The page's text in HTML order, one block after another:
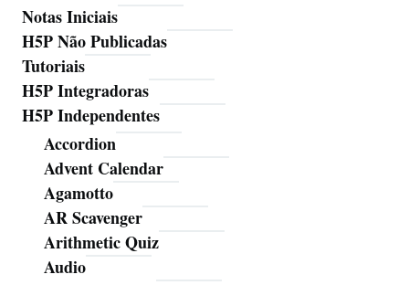
Notas Iniciais
H5P Não Publicadas
Tutoriais
H5P Integradoras
H5P Independentes
Accordion
Advent Calendar
Agamotto
AR Scavenger
Arithmetic Quiz
Audio